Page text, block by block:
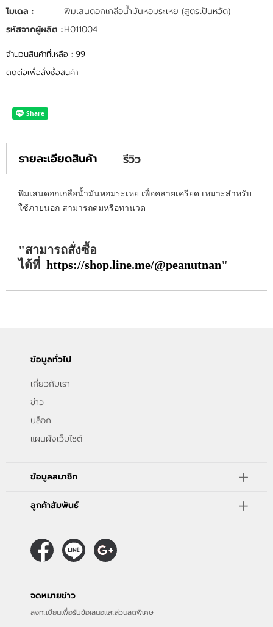
โมเดล :
พิมเสนดอกเกลือน้ำมันหอมระเหย (สูตรเป็นหวัด)
รหัสจากผู้ผลิต :H011004
จำนวนสินค้าที่เหลือ : 99
ติดต่อเพื่อสั่งซื้อสินค้า
รายละเอียดสินค้า รีวิว
พิมเสนดอกเกลือน้ำมันหอมระเหย เพื่อคลายเครียด เหมาะสำหรับ
ใช้ภายนอก สามารถดมหรือทานวด
สามารถสั่งซื้อ
ได้ที่ https://shop.line.me/@peanutnan
ข้อมูลทั่วไป
เกี่ยวกับเรา
ข่าว
บล็อก
แผนผังเว็บไซต์
ข้อมูลสมาชิก
ลูกค้าสัมพันธ์
จดหมายข่าว
ลงทะเบียนเพื่อรับข้อเสนอและส่วนลดพิเศษ